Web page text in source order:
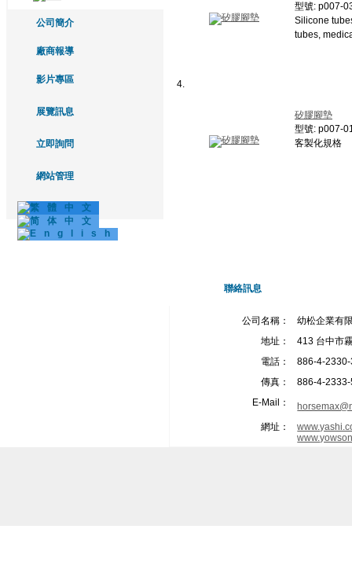
公司簡介
廠商報導
影片專區
展覽訊息
立即詢問
網站管理
型號: p007-
Silicone
tubes,
4.
矽膠腳墊
型號: p007-
客製化規格
聯絡訊息
公司名稱：
幼松企業有
地址：
413 台中市
電話：
886-4-
傳真：
886-4-
E-Mail：
網址：